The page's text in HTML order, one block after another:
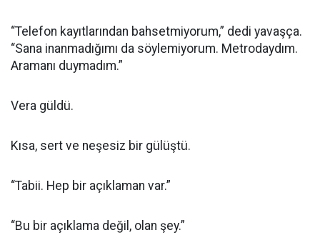
“Telefon kayıtlarından bahsetmiyorum,” dedi yavaşça.
“Sana inanmadığımı da söylemiyorum. Metrodaydım.
Aramanı duymadım.”
Vera güldü.
Kısa, sert ve neşesiz bir gülüştü.
“Tabii. Hep bir açıklaman var.”
“Bu bir açıklama değil, olan şey.”